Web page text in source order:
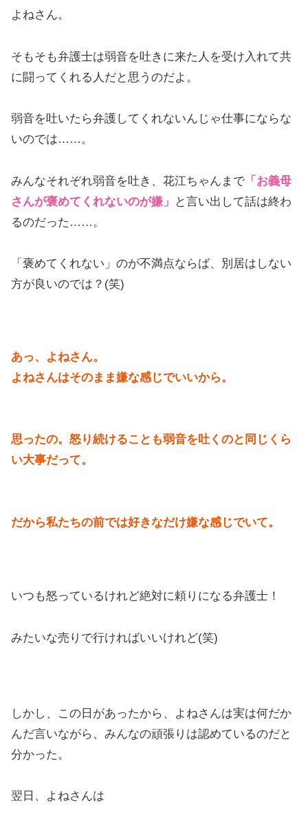
よねさん。
そもそも弁護士は弱音を吐きに来た人を受け入れて共
に闘ってくれる人だと思うのだよ。
弱音を吐いたら弁護してくれないんじゃ仕事にならな
いのでは……。
みんなそれぞれ弱音を吐き、花江ちゃんまで 「お義母
さんが褒めてくれないのが嫌」
と言い出して話は終わ
るのだった……。
「褒めてくれない」のが不満点ならば、別居はしない
方が良いのでは？(笑)
あっ、よねさん。
よねさんはそのまま嫌な感じでいいから。
思ったの。怒り続けることも弱音を吐くのと同じくら
い大事だって。
だから私たちの前では好きなだけ嫌な感じでいて。
いつも怒っているけれど絶対に頼りになる弁護士！
みたいな売りで行ければいいけれど(笑)
しかし、この日があったから、よねさんは実は何だか
んだ言いながら、みんなの頑張りは認めているのだと
分かった。
翌日、よねさんは